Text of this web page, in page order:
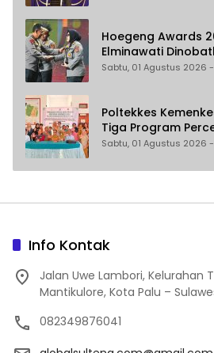
Hoegeng Awards
Elminawati
Pelindung
Sabtu, 01 Agustus 2026 -
Poltekkes
Tiga Program
Stunting di
Sabtu, 01 Agustus 2026 -
Info Kontak
Jalan Uwe Lambori, Kelurahan
Mantikulore, Kota Palu –
082349876041